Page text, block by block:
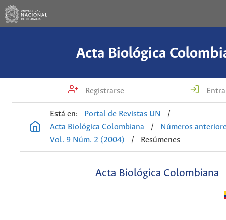
Acta Biológica
Registrarse
Está en: Portal de Revistas UN
/
Acta Biológica Colombiana
/
Números
Vol. 9 Núm. 2 (2004)
/ Resúmenes
Acta Biológica Colombiana